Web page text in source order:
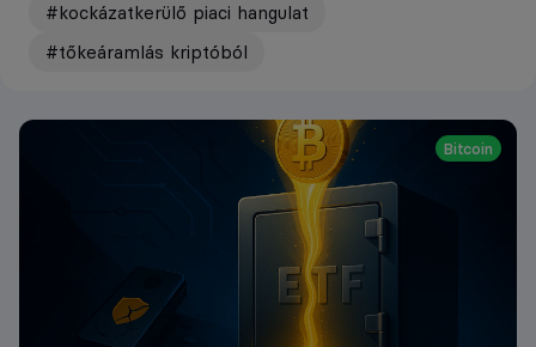
#kockázatkerülő piaci hangulat
#tőkeáramlás kriptóból
Bitcoin